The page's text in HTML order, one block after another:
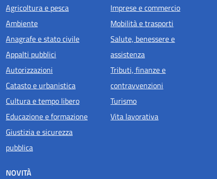
Agricoltura e pesca
Ambiente
Anagrafe e stato civile
Appalti pubblici
Autorizzazioni
Catasto e urbanistica
Cultura e tempo libero
Educazione e formazione
Giustizia e sicurezza
pubblica
Imprese e commercio
Mobilità e trasporti
Salute, benessere e
assistenza
Tributi, finanze e
contravvenzioni
Turismo
Vita lavorativa
NOVITÀ